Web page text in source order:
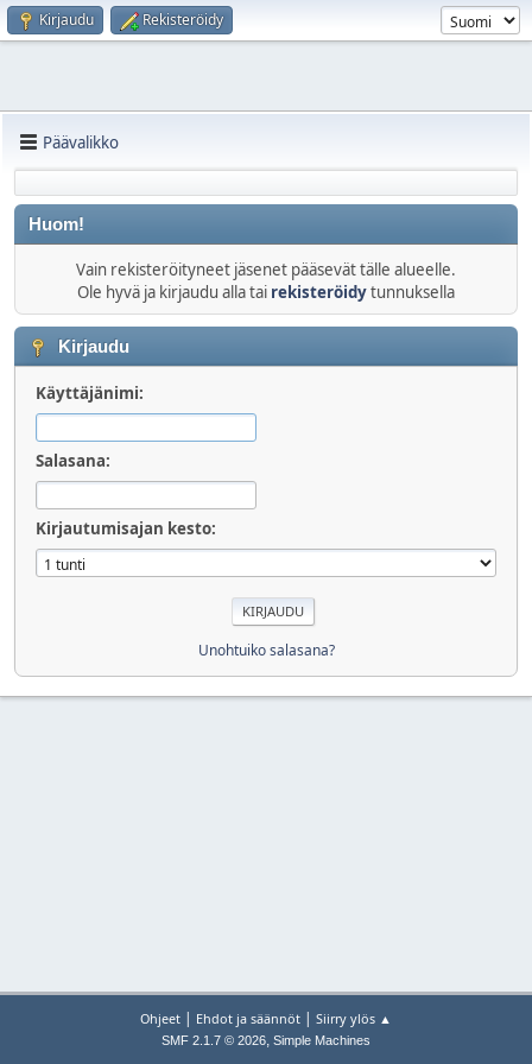
Kirjaudu Rekisteröidy
Päävalikko
Huom!
Vain rekisteröityneet jäsenet pääsevät tälle alueelle.
Ole hyvä ja kirjaudu alla tai rekisteröidytunnuksella
Kirjaudu
Käyttäjänimi:
Salasana:
Kirjautumisajan kesto:
Unohtuiko salasana?
Ohjeet | Ehdot ja säännöt | Siirry ylös ▲
SMF 2.1.7 © 2026, Simple Machines